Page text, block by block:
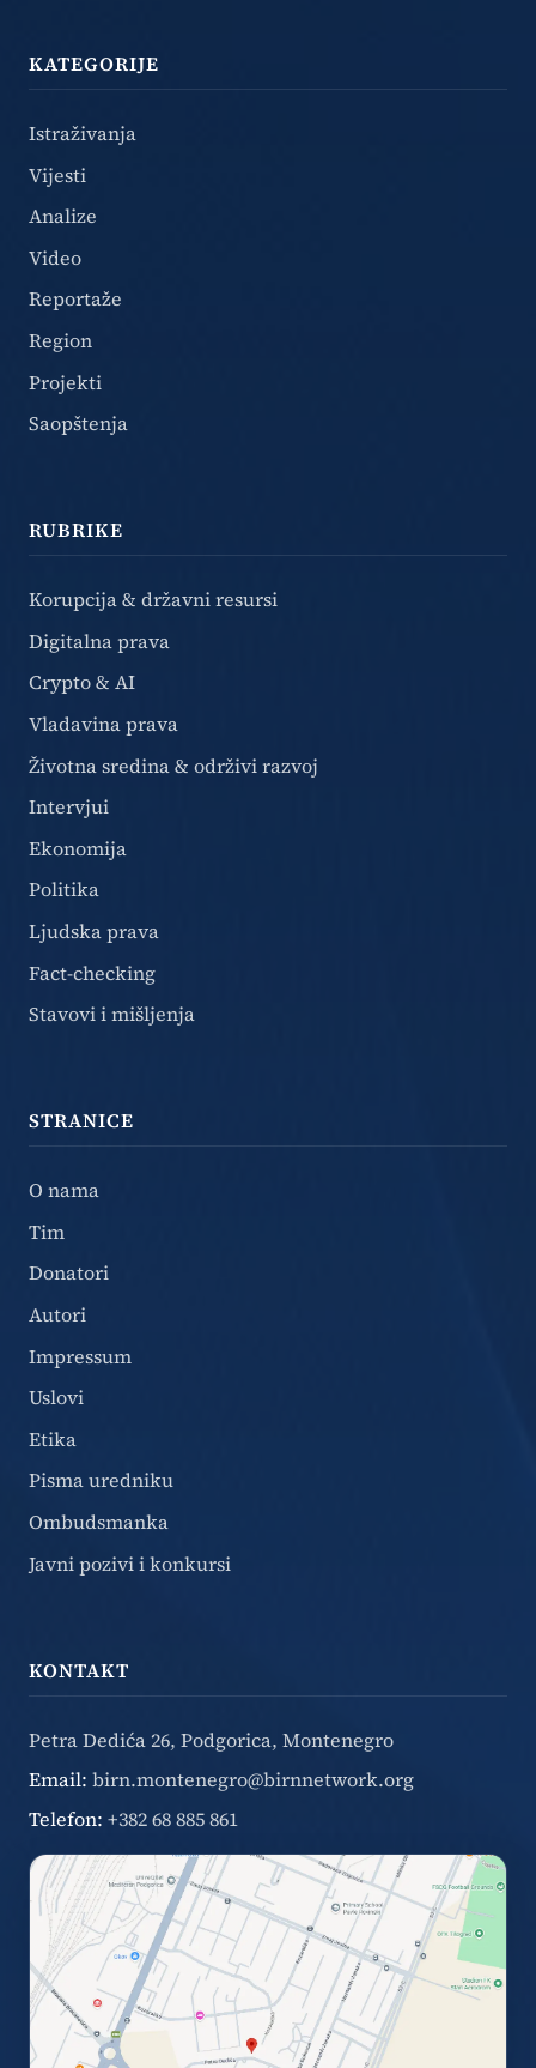
KATEGORIJE
Istraživanja
Vijesti
Analize
Video
Reportaže
Region
Projekti
Saopštenja
RUBRIKE
Korupcija & državni resursi
Digitalna prava
Crypto & AI
Vladavina prava
Životna sredina & održivi razvoj
Intervjui
Ekonomija
Politika
Ljudska prava
Fact-checking
Stavovi i mišljenja
STRANICE
O nama
Tim
Donatori
Autori
Impressum
Uslovi
Etika
Pisma uredniku
Ombudsmanka
Javni pozivi i konkursi
KONTAKT
Petra Dedića 26, Podgorica, Montenegro
Email: birn.montenegro@birnnetwork.org
Telefon: +382 68 885 861